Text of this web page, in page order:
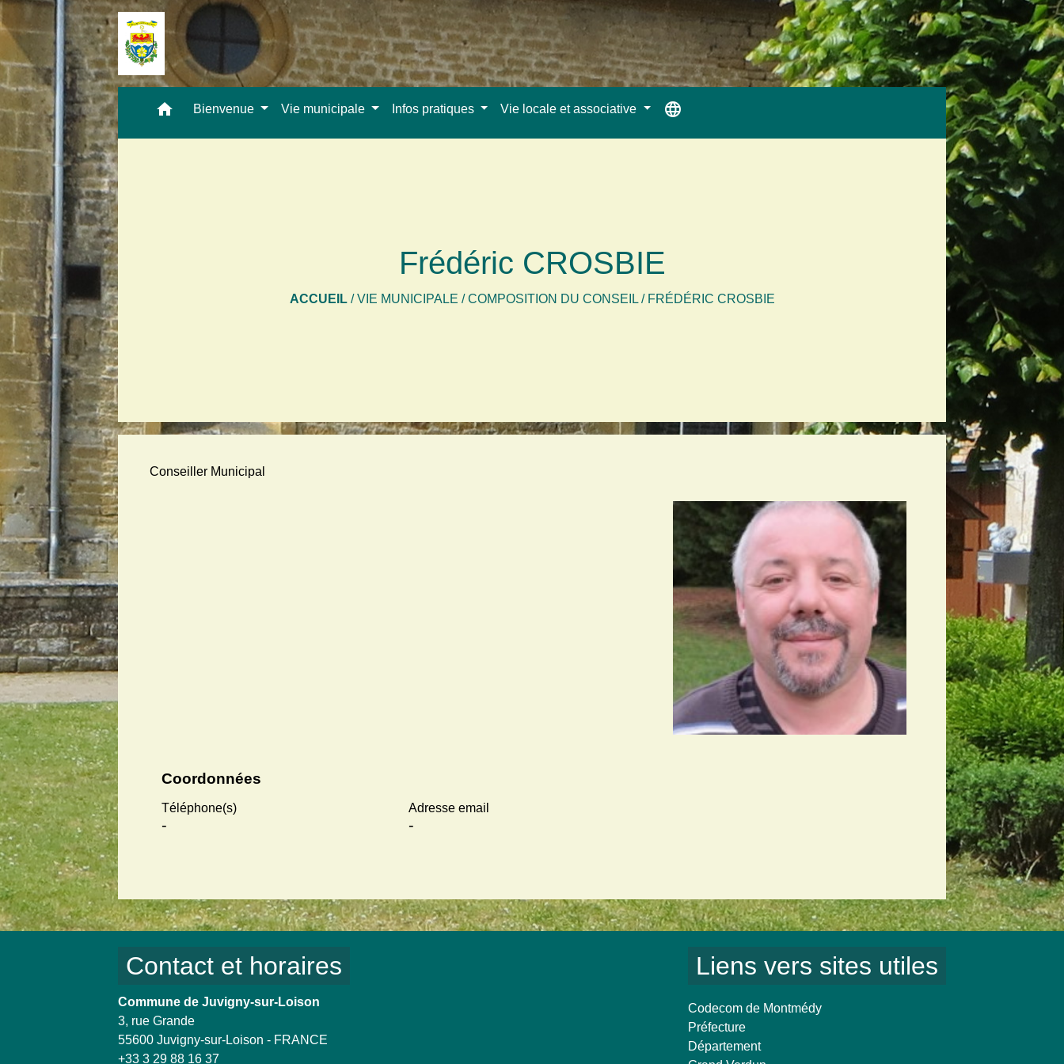
home Bienvenue Vie municipale Infos pratiques Vie locale et associative language
Frédéric CROSBIE
ACCUEIL/VIE MUNICIPALE /COMPOSITION DU CONSEIL/ FRÉDÉRIC CROSBIE
Conseiller Municipal
Coordonnées
Téléphone(s)
-
Adresse email
-
Contact et horaires
Commune de Juvigny-sur-Loison
3, rue Grande
55600 Juvigny-sur-Loison - FRANCE
+33 3 29 88 16 37
Liens vers sites utiles
Codecom de Montmédy
Préfecture
Département